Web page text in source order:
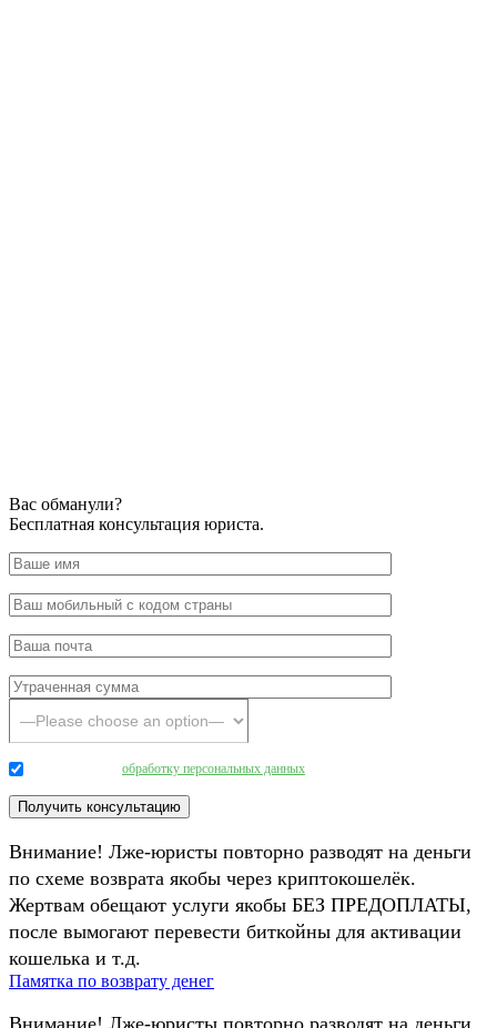
Вас обманули?
Бесплатная консультация юриста.
обработку персональных данных
Внимание! Лже-юристы повторно разводят на деньги
по схеме возврата якобы через криптокошелёк.
Жертвам обещают услуги якобы БЕЗ ПРЕДОПЛАТЫ,
после вымогают перевести биткойны для активации
кошелька и т.д.
Памятка по возврату денег